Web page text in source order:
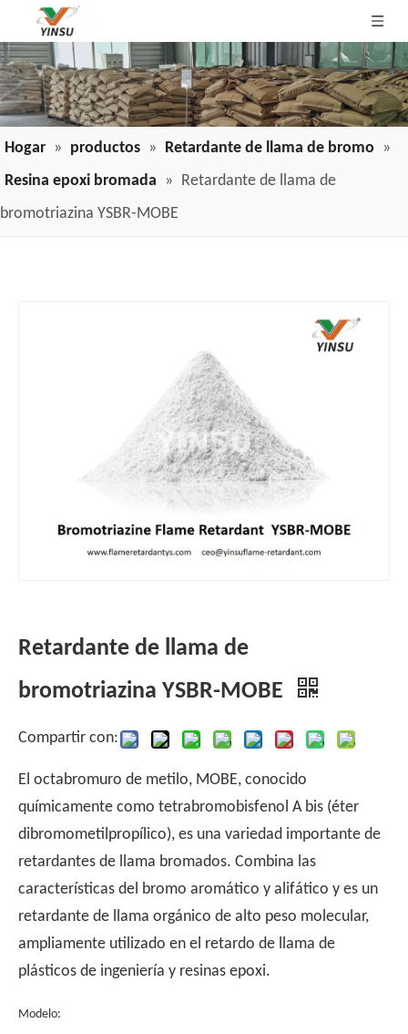
Hogar » productos » Retardante de llama de bromo
»
Resina epoxi bromada
» Retardante de llama de
bromotriazina YSBR-MOBE
Retardante de llama de
bromotriazina YSBR-MOBE
Compartir con:
El octabromuro de metilo, MOBE, conocido
químicamente como tetrabromobisfenol A bis (éter
dibromometilpropílico), es una variedad importante de
retardantes de llama bromados. Combina las
características del bromo aromático y alifático y es un
retardante de llama orgánico de alto peso molecular,
ampliamente utilizado en el retardo de llama de
plásticos de ingeniería y resinas epoxi.
Modelo: